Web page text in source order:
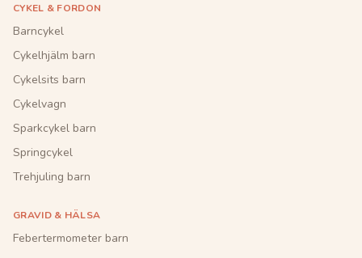
CYKEL & FORDON
Barncykel
Cykelhjälm barn
Cykelsits barn
Cykelvagn
Sparkcykel barn
Springcykel
Trehjuling barn
GRAVID & HÄLSA
Febertermometer barn